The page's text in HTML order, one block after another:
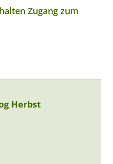
Zugang zum
Herbst